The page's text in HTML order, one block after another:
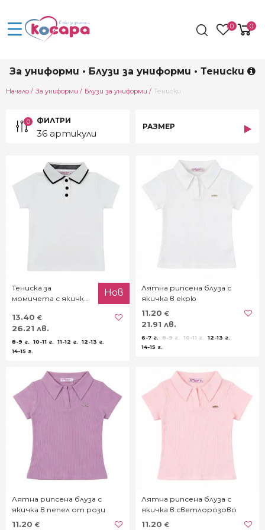
0 0
За униформи • Блузи за униформи • Тениски
Начало За униформи Блузи за униформи Current:
Тениски
0 ФИЛТРИ
36 артикули
РАЗМЕР
Тениска за
момичета с якичка
Нов
13.40 €
26.21 лв.
8-9 г. 10-11 г. 11-12 г.
12-13 г.
14-15 г.
Лятна рипсена блуза с
якичка в екрю
11.20 €
21.91 лв.
6-7 г. 8-9 г. 10-11 г.
12-13 г.
14-15 г.
Лятна рипсена блуза с
якичка в пепел от рози
11.20 €
Лятна рипсена блуза с
якичка в светлорозово
11.20 €